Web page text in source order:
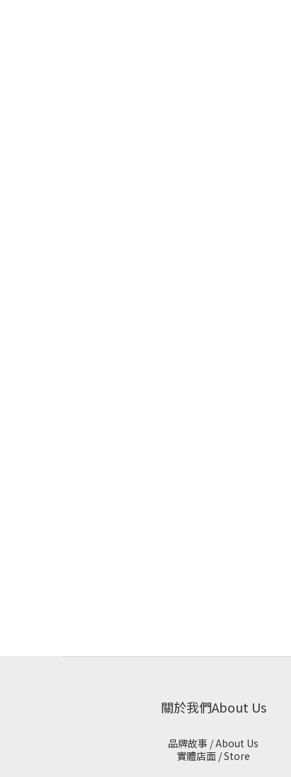
關於我們About Us
品牌故事 / About Us
實體店面 / Store